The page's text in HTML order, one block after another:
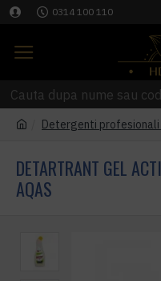
0314 100 110
Detergenti
DETARTRANT GEL
AQAS